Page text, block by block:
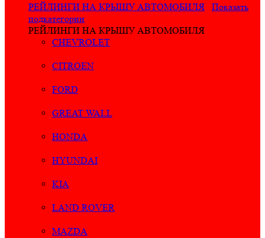
РЕЙЛИНГИ НА КРЫШУ АВТОМОБИЛЯ
Показать
подкатегории
РЕЙЛИНГИ НА КРЫШУ АВТОМОБИЛЯ
CHEVROLET
CITROEN
FORD
GREAT WALL
HONDA
HYUNDAI
KIA
LAND ROVER
MAZDA